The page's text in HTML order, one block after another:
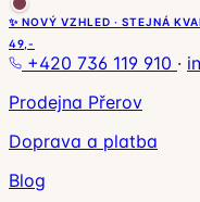
✨ NOVÝ VZHLED · STEJNÁ
49,-
+420 736 119 910 ·
Prodejna Přerov
Doprava a platba
Blog